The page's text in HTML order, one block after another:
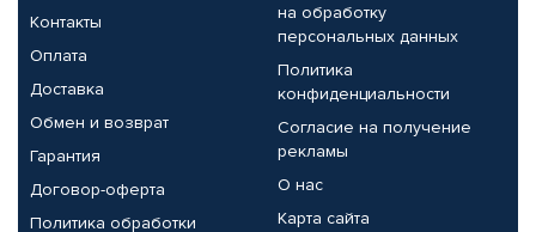
Контакты
Оплата
Доставка
Обмен и возврат
Гарантия
Договор-оферта
Политика обработки
на обработку
персональных данных
Политика
конфиденциальности
Согласие на получение
рекламы
О нас
Карта сайта